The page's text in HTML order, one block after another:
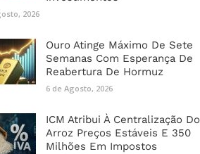
2026
Ouro Atinge Máximo De Sete
Semanas Com Esperança De
Reabertura De Hormuz
6 de Agosto, 2026
ICM Atribui À Centralização Do
Arroz Preços Estáveis E 350
Milhões Em Impostos